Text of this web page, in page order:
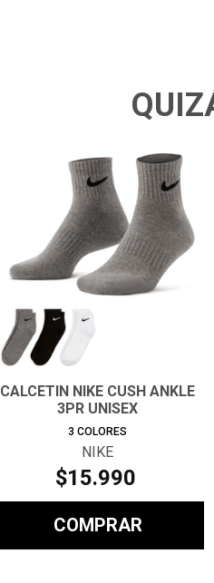
CALCETIN NIKE CUSH ANKLE
3PR UNISEX
3 COLORES
NIKE
$15.990
COMPRAR